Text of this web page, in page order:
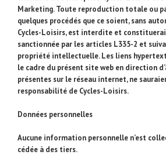
Marketing. Toute reproduction totale ou
quelques procédés que ce soient, sans
Cycles-Loisirs, est interdite et
sanctionnée par les articles L335-2 et
propriété intellectuelle. Les liens
le cadre du présent site web en direction
présentes sur le réseau internet, ne
responsabilité de Cycles-Loisirs.
Données personnelles
Aucune information personnelle n’est
cédée à des tiers.